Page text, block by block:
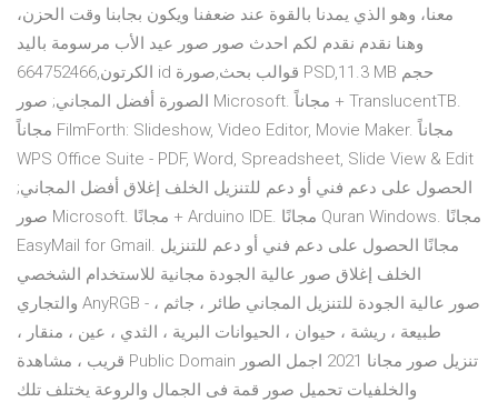
معنا، وهو الذي يمدنا بالقوة عند ضعفنا ويكون بجابنا وقت الحزن،
وهنا نقدم نقدم لكم احدث صور صور عيد الأب مرسومة باليد
الكرتون,664752466 id قوالب بحث,صورة PSD,11.3 MB حجم
الصورة أفضل المجاني; صور Microsoft. مجاناً + TranslucentTB.
مجاناً FilmForth: Slideshow, Video Editor, Movie Maker. مجاناً
WPS Office Suite - PDF, Word, Spreadsheet, Slide View & Edit
الحصول على دعم فني أو دعم للتنزيل الخلف إغلاق أفضل المجاني;
صور Microsoft. مجانًا + Arduino IDE. مجانًا Quran Windows. مجانًا
EasyMail for Gmail. مجانًا الحصول على دعم فني أو دعم للتنزيل
الخلف إغلاق صور عالية الجودة مجانية للاستخدام الشخصي
والتجاري AnyRGB - صور عالية الجودة للتنزيل المجاني طائر ، جاثم ،
طبيعة ، ريشة ، حيوان ، الحيوانات البرية ، الثدي ، عين ، منقار ،
قريب ، مشاهدة Public Domain تنزيل صور مجانا 2021 اجمل الصور
والخلفيات تحميل صور قمة فى الجمال والروعة يختلف تلك